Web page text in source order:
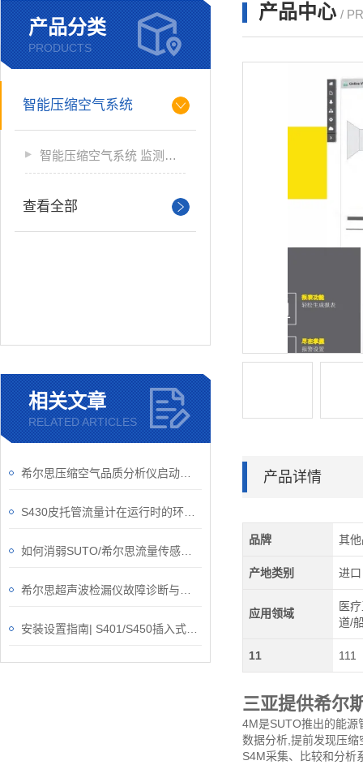
产品分类
PRODUCTS
智能压缩空气系统
智能压缩空气系统 监测软件
查看全部
相关文章
RELATED ARTICLES
产品中心 /
产品详情
品牌 其
产地类别 进口
应用领域
医
道/
11 111
三亚提供希尔
4M是SUTO推出的能源
数据分析,提前发现压
S4M采集、比较和分析